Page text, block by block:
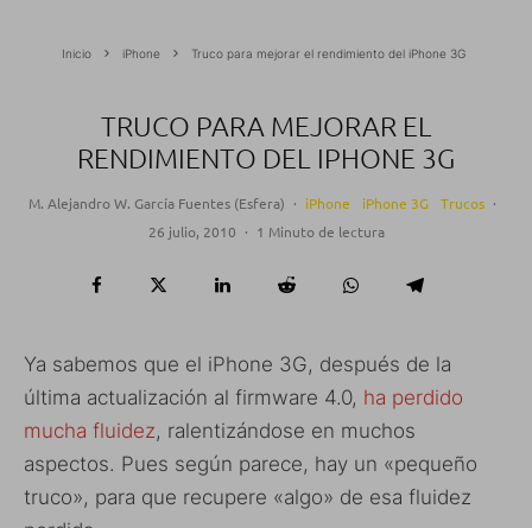
Inicio iPhone Truco para mejorar el rendimiento del iPhone 3G
TRUCO PARA MEJORAR EL
RENDIMIENTO DEL IPHONE 3G
M. Alejandro W. García Fuentes (Esfera) · iPhone iPhone 3G Trucos ·
26 julio, 2010 · 1 Minuto de lectura
Ya sabemos que el iPhone 3G, después de la
última actualización al firmware 4.0, ha perdido
mucha fluidez, ralentizándose en muchos
aspectos. Pues según parece, hay un «pequeño
truco», para que recupere «algo» de esa fluidez